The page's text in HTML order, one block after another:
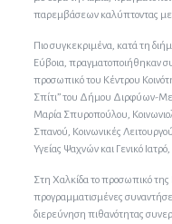
παρεμβάσεων καλύπτοντας
Πιο συγκεκριμένα, κατά τη
Εύβοια, πραγματοποιήθηκαν
προσωπικό του Κέντρου
Σπίτι” του Δήμου Διρφύων-
Μαρία Σπυροπούλου,
Σπανού, Κοινωνικές
Υγείας Ψαχνών και Γενικό
Στη Χαλκίδα το προσωπικό
προγραμματισμένες
διερεύνηση πιθανότητας